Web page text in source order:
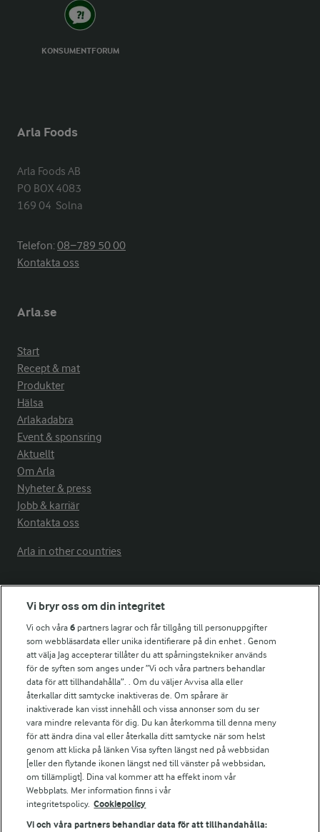
KONSUMENTFORUM
Arla Foods
Arla Foods AB
PO BOX 4083
169 04  Solna
Telefon:08−789 50 00
Kontakta oss
Arla.se
Start
Recept & mat
Produkter
Hälsa
Arlakadabra
Event & sponsring
Aktuellt
Om Arla
Nyheter & press
Jobb & karriär
Kontakta oss
Arla in other countries
Fler Arlasajter
För ägare
Arlas kundportal
Arla.com
Falbygdens Ost
Arla webbshop
Bildbank
Följ oss
Vi bryr oss om din integritet
Vi och våra6 partners lagrar och får tillgång till personuppgifter
som webbläsardata eller unika identifierare på din enhet . Genom
att välja Jag accepterar tillåter du att spårningstekniker används
för de syften som anges under ”Vi och våra partners behandlar
data för att tillhandahålla”. . Om du väljer Avvisa alla eller
återkallar ditt samtycke inaktiveras de. Om spårare är
inaktiverade kan visst innehåll och vissa annonser som du ser
vara mindre relevanta för dig. Du kan återkomma till denna meny
för att ändra dina val eller återkalla ditt samtycke när som helst
genom att klicka på länken Visa syften längst ned på webbsidan
[eller den flytande ikonen längst ned till vänster på webbsidan,
om tillämpligt]. Dina val kommer att ha effekt inom vår
Webbplats. Mer information finns i vår
integritetspolicy. Cookiepolicy
Vi och våra partners behandlar data för att tillhandahålla: